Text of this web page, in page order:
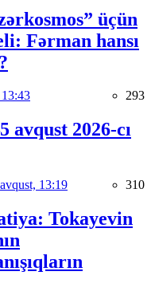
üçün
Fərman hansı
293
avqust 2026-cı
13:19 310
Tokayevin